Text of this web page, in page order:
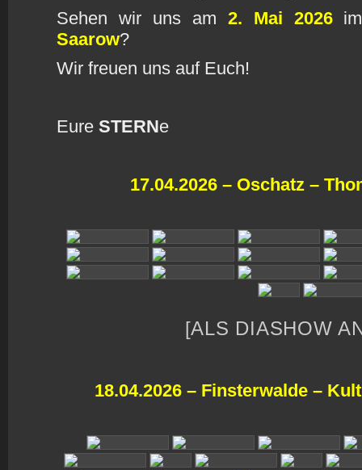
Sehen wir uns am 2. Mai 2026
Saarow?
Wir freuen uns auf Euch!
Eure STERNe
17.04.2026 – Oschatz –
[ALS DIASHOW
18.04.2026 – Finsterwalde –